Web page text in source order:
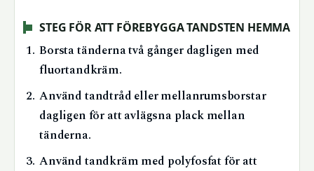
STEG FÖR ATT FÖREBYGGA TANDSTEN HEMMA
Borsta tänderna två gånger dagligen med
fluortandkräm.
Använd tandtråd eller mellanrumsborstar
dagligen för att avlägsna plack mellan
tänderna.
Använd tandkräm med polyfosfat för att